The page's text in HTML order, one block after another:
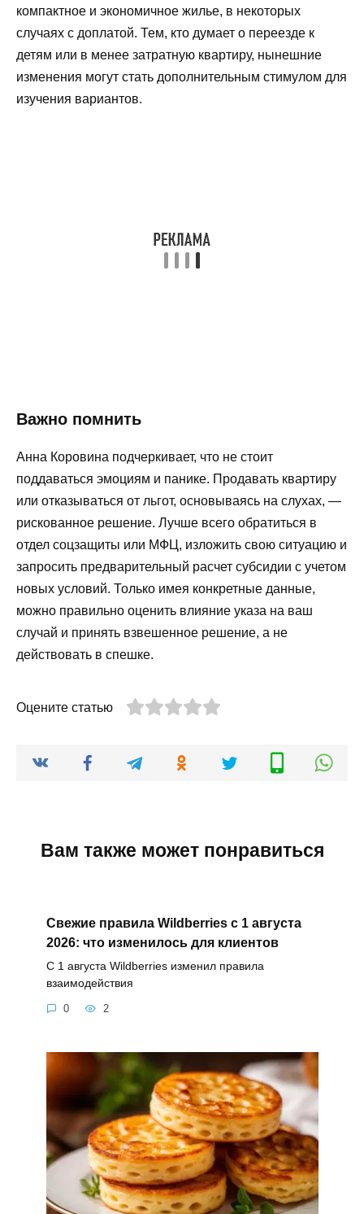
компактное и экономичное жилье, в некоторых
случаях с доплатой. Тем, кто думает о переезде к
детям или в менее затратную квартиру, нынешние
изменения могут стать дополнительным стимулом для
изучения вариантов.
Важно помнить
Анна Коровина подчеркивает, что не стоит
поддаваться эмоциям и панике. Продавать квартиру
или отказываться от льгот, основываясь на слухах, —
рискованное решение. Лучше всего обратиться в
отдел соцзащиты или МФЦ, изложить свою ситуацию и
запросить предварительный расчет субсидии с учетом
новых условий. Только имея конкретные данные,
можно правильно оценить влияние указа на ваш
случай и принять взвешенное решение, а не
действовать в спешке.
Оцените статью
Вам также может понравиться
Свежие правила Wildberries с 1 августа
2026: что изменилось для клиентов
С 1 августа Wildberries изменил правила
взаимодействия
0 2